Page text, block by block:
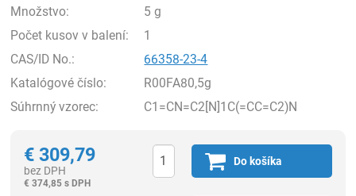
Množstvo:
5 g
Počet kusov v balení:
1
CAS/ID No.:
66358-23-4
Katalógové číslo:
R00FA80,5g
Súhrnný vzorec:
C1=CN=C2[N]1C(=CC=C2)N
€ 309,79
bez DPH
€ 374,85 s DPH
Do košíka